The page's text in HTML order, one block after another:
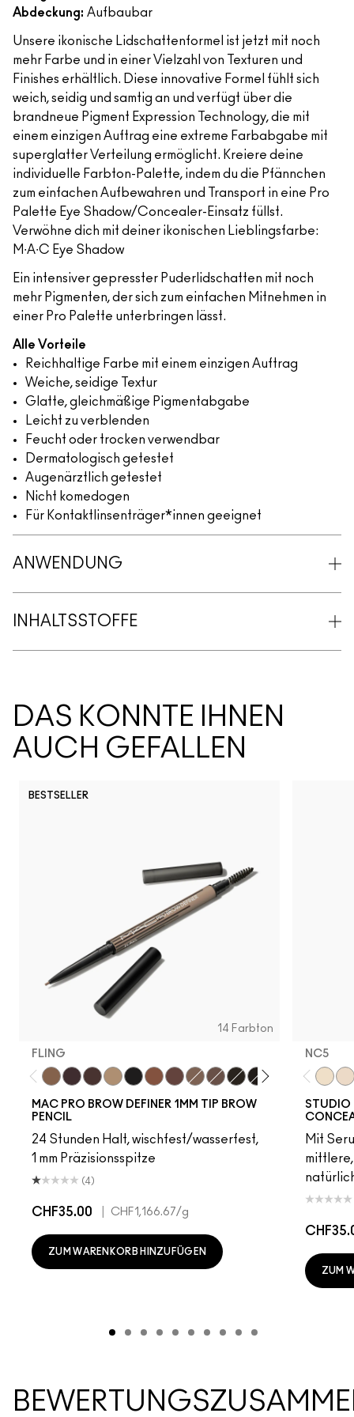
Abdeckung: Aufbaubar
Unsere ikonische Lidschattenformel ist jetzt mit noch
mehr Farbe und in einer Vielzahl von Texturen und
Finishes erhältlich. Diese innovative Formel fühlt sich
weich, seidig und samtig an und verfügt über die
brandneue Pigment Expression Technology, die mit
einem einzigen Auftrag eine extreme Farbabgabe mit
superglatter Verteilung ermöglicht. Kreiere deine
individuelle Farbton-Palette, indem du die Pfännchen
zum einfachen Aufbewahren und Transport in eine Pro
Palette Eye Shadow/Concealer-Einsatz füllst.
Verwöhne dich mit deiner ikonischen Lieblingsfarbe:
M∙A∙C Eye Shadow
Ein intensiver gepresster Puderlidschatten mit noch
mehr Pigmenten, der sich zum einfachen Mitnehmen in
einer Pro Palette unterbringen lässt.
Alle Vorteile
Reichhaltige Farbe mit einem einzigen Auftrag
Weiche, seidige Textur
Glatte, gleichmäßige Pigmentabgabe
Leicht zu verblenden
Feucht oder trocken verwendbar
Dermatologisch getestet
Augenärztlich getestet
Nicht komedogen
Für Kontaktlinsenträger*innen geeignet
ANWENDUNG
INHALTSSTOFFE
DAS KÖNNTE IHNEN
AUCH GEFALLEN
BESTSELLER
14 Farbton
FLING
MAC PRO BROW DEFINER 1MM TIP BROW
PENCIL
24 Stunden Halt, wischfest/wasserfest,
1 mm Präzisionsspitze
(4)
CHF35.00 CHF1,166.67/g
ZUM WARENKORB HINZUFÜGEN
NC5​
STUDIO
Mit
ZUM